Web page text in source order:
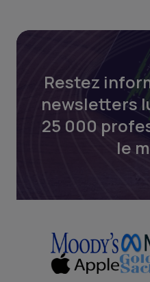
Restez
newsletters
25 000
le